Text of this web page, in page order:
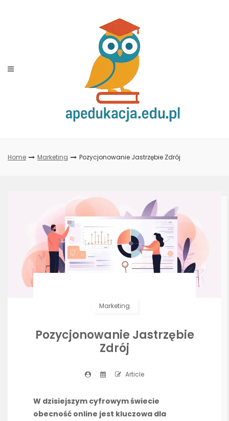
Home Marketing Pozycjonowanie Jastrzębie Zdrój
Marketing
Pozycjonowanie Jastrzębie
Zdrój
Article
W dzisiejszym cyfrowym świecie
obecność online jest kluczowa dla